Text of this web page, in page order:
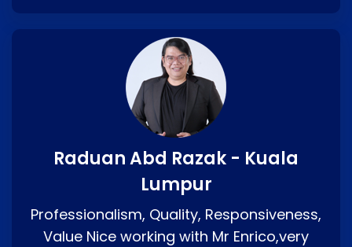
Raduan Abd Razak - Kuala
Lumpur
Professionalism, Quality, Responsiveness,
Value Nice working with Mr Enrico,very